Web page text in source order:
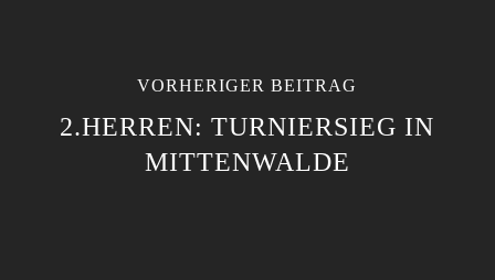
VORHERIGER BEITRAG
2.HERREN: TURNIERSIEG IN
MITTENWALDE